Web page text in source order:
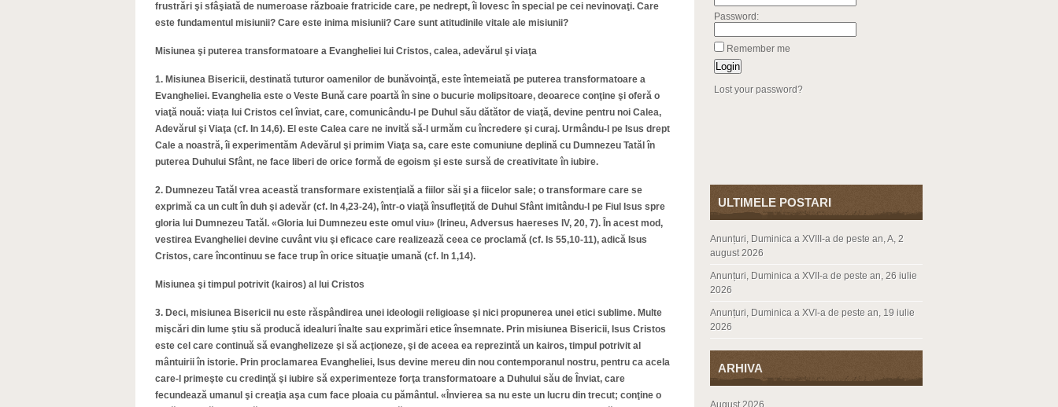
frustrări şi sfâşiată de numeroase războaie fratricide care, pe nedrept, îi lovesc în special pe cei nevinovaţi. Care
este fundamentul misiunii? Care este inima misiunii? Care sunt atitudinile vitale ale misiunii?
Misiunea şi puterea transformatoare a Evangheliei lui Cristos, calea, adevărul şi viaţa
1. Misiunea Bisericii, destinată tuturor oamenilor de bunăvoinţă, este întemeiată pe puterea transformatoare a
Evangheliei. Evanghelia este o Veste Bună care poartă în sine o bucurie molipsitoare, deoarece conţine şi oferă o
viaţă nouă: viața lui Cristos cel înviat, care, comunicându-l pe Duhul său dătător de viaţă, devine pentru noi Calea,
Adevărul şi Viaţa (cf. In 14,6). El este Calea care ne invită să-l urmăm cu încredere şi curaj. Urmându-l pe Isus drept
Cale a noastră, îi experimentăm Adevărul şi primim Viaţa sa, care este comuniune deplină cu Dumnezeu Tatăl în
puterea Duhului Sfânt, ne face liberi de orice formă de egoism şi este sursă de creativitate în iubire.
2. Dumnezeu Tatăl vrea această transformare existenţială a fiilor săi şi a fiicelor sale; o transformare care se
exprimă ca un cult în duh şi adevăr (cf. In 4,23-24), într-o viaţă însufleţită de Duhul Sfânt imitându-l pe Fiul Isus spre
gloria lui Dumnezeu Tatăl. «Gloria lui Dumnezeu este omul viu» (Irineu, Adversus haereses IV, 20, 7). În acest mod,
vestirea Evangheliei devine cuvânt viu şi eficace care realizează ceea ce proclamă (cf. Is 55,10-11), adică Isus
Cristos, care încontinuu se face trup în orice situaţie umană (cf. In 1,14).
Misiunea şi timpul potrivit (kairos) al lui Cristos
3. Deci, misiunea Bisericii nu este răspândirea unei ideologii religioase şi nici propunerea unei etici sublime. Multe
mişcări din lume ştiu să producă idealuri înalte sau exprimări etice însemnate. Prin misiunea Bisericii, Isus Cristos
este cel care continuă să evanghelizeze şi să acţioneze, şi de aceea ea reprezintă un kairos, timpul potrivit al
mântuirii în istorie. Prin proclamarea Evangheliei, Isus devine mereu din nou contemporanul nostru, pentru ca acela
care-l primeşte cu credinţă şi iubire să experimenteze forţa transformatoare a Duhului său de Înviat, care
fecundează umanul şi creaţia aşa cum face ploaia cu pământul. «Învierea sa nu este un lucru din trecut; conţine o
Password:
Remember me
Lost your password?
ULTIMELE POSTARI
Anunțuri, Duminica a XVIII-a de peste an, A, 2
august 2026
Anunțuri, Duminica a XVII-a de peste an, 26 iulie
2026
Anunțuri, Duminica a XVI-a de peste an, 19 iulie
2026
ARHIVA
August 2026